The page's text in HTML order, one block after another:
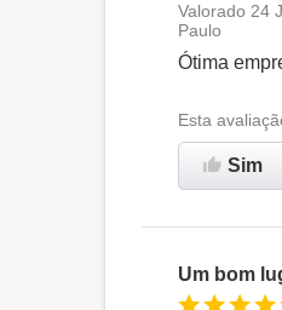
Valorado 24
Paulo
Ótima
Esta
Sim
Um bom